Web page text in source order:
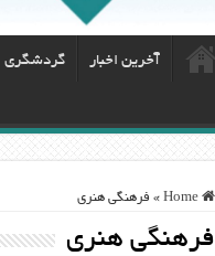
آخرین اخبار گردشگری
Home
» فرهنگی هنری
فرهنگی هنری